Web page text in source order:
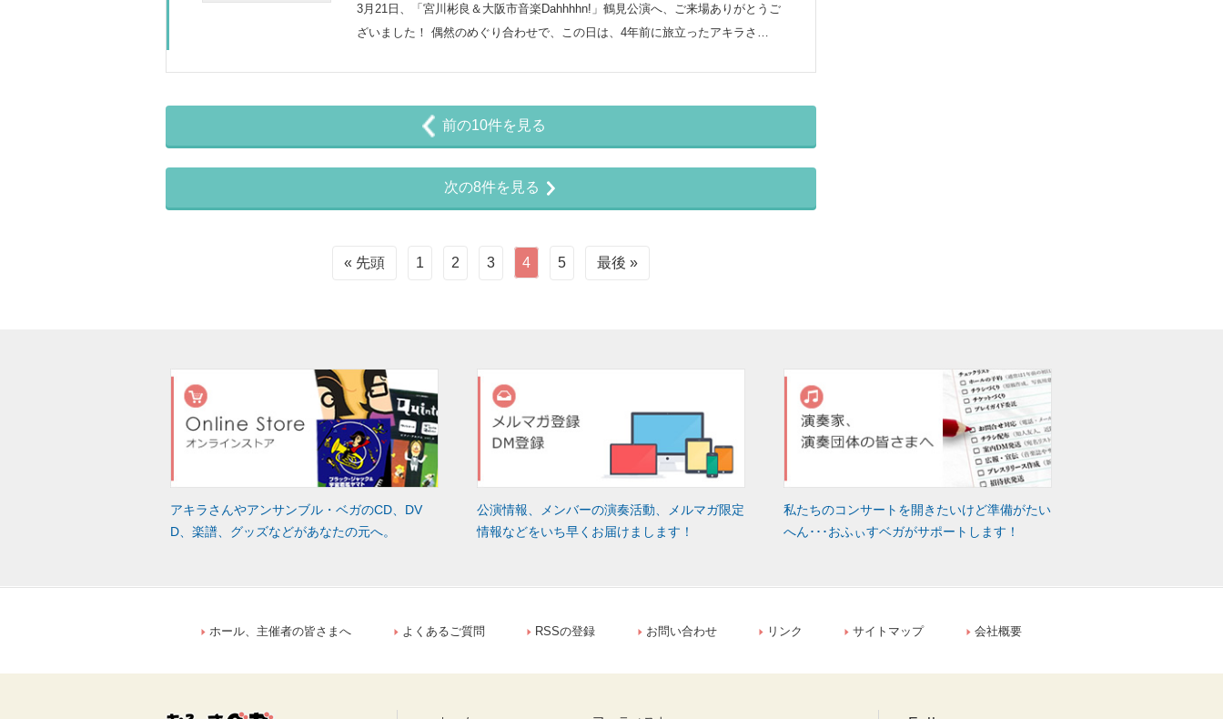
3月21日、「宮川彬良＆大阪市音楽Dahhhhn!」鶴見公演へ、ご来場ありがとうご
ざいました！ 偶然のめぐり合わせで、この日は、4年前に旅立ったアキラさ…
前の10件を見る
次の8件を見る
« 先頭 1 2 3 4 5 最後 »
アキラさんやアンサンブル・ベガのCD、DV
D、楽譜、グッズなどがあなたの元へ。
公演情報、メンバーの演奏活動、メルマガ限定
情報などをいち早くお届けまします！
私たちのコンサートを開きたいけど準備がたい
へん･･･おふぃすベガがサポートします！
ホール、主催者の皆さまへ よくあるご質問 RSSの登録 お問い合わせ リンク サイトマップ 会社概要